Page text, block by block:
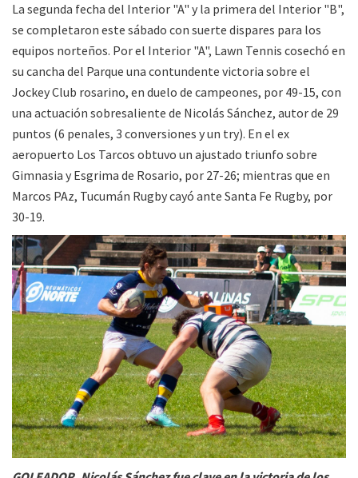
La segunda fecha del Interior "A" y la primera del Interior "B",
se completaron este sábado con suerte dispares para los
equipos norteños. Por el Interior "A", Lawn Tennis cosechó en
su cancha del Parque una contundente victoria sobre el
Jockey Club rosarino, en duelo de campeones, por 49-15, con
una actuación sobresaliente de Nicolás Sánchez, autor de 29
puntos (6 penales, 3 conversiones y un try). En el ex
aeropuerto Los Tarcos obtuvo un ajustado triunfo sobre
Gimnasia y Esgrima de Rosario, por 27-26; mientras que en
Marcos PAz, Tucumán Rugby cayó ante Santa Fe Rugby, por
30-19.